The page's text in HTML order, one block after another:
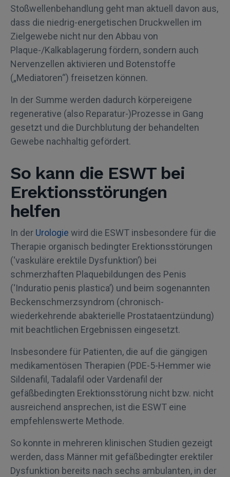
Stoßwellenbehandlung geht man aktuell davon aus,
dass die niedrig-energetischen Druckwellen im
Zielgewebe nicht nur den Abbau von
Plaque-/Kalkablagerung fördern, sondern auch
Nervenzellen aktivieren und Botenstoffe
(„Mediatoren“) freisetzen können.
In der Summe werden dadurch körpereigene
regenerative (also Reparatur-)Prozesse in Gang
gesetzt und die Durchblutung der behandelten
Gewebe nachhaltig gefördert.
So kann die ESWT bei
Erektionsstörungen
helfen
In der Urologie wird die ESWT insbesondere für die
Therapie organisch bedingter Erektionsstörungen
(‘vaskuläre erektile Dysfunktion’) bei
schmerzhaften Plaquebildungen des Penis
(‘Induratio penis plastica’) und beim sogenannten
Beckenschmerzsyndrom (chronisch-
wiederkehrende abakterielle Prostataentzündung)
mit beachtlichen Ergebnissen eingesetzt.
Insbesondere für Patienten, die auf die gängigen
medikamentösen Therapien (PDE-5-Hemmer wie
Sildenafil, Tadalafil oder Vardenafil der
gefäßbedingten Erektionsstörung nicht bzw. nicht
ausreichend ansprechen, ist die ESWT eine
empfehlenswerte Methode.
So konnte in mehreren klinischen Studien gezeigt
werden, dass Männer mit gefäßbedingter erektiler
Dysfunktion bereits nach sechs ambulanten, in der